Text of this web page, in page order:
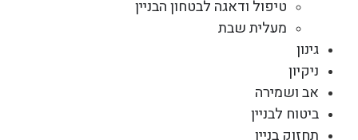
טיפול ודאגה לבטחון הבניין
מעלית שבת
גינון
ניקיון
אב ושמירה
ביטוח לבניין
תחזוק בניין